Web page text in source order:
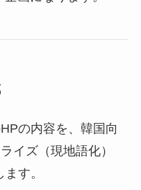
の内容を、韓国向
イズ（現地語化）
す。